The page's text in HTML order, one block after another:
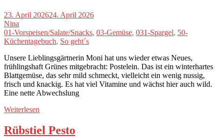
23. April 202624. April 2026
Nina
01-Vorspeisen/Salate/Snacks, 03-Gemüse, 031-Spargel, 50-
Küchentagebuch, So geht´s
Unsere Lieblingsgärtnerin Moni hat uns wieder etwas Neues,
frühlingshaft Grünes mitgebracht: Postelein. Das ist ein winterhartes
Blattgemüse, das sehr mild schmeckt, vielleicht ein wenig nussig,
frisch und knackig. Es hat viel Vitamine und wächst hier auch wild.
Eine nette Abwechslung
Weiterlesen
Rübstiel Pesto